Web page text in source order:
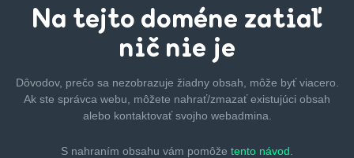
Na tejto doméne zatiaľ
nič nie je
Dôvodov, prečo sa nezobrazuje žiadny obsah, môže byťviacero.
Ak ste správca webu, môžete nahrať/zmazaťexistujúci obsah
alebo kontaktovať svojho webadmina.
S nahraním obsahu vám pomôže tento návod.